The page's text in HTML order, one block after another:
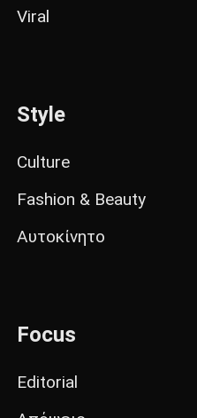
Viral
Style
Culture
Fashion & Beauty
Αυτοκίνητο
Focus
Editorial